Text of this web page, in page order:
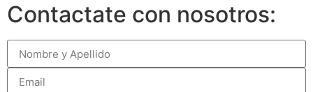
Contactate con nosotros: